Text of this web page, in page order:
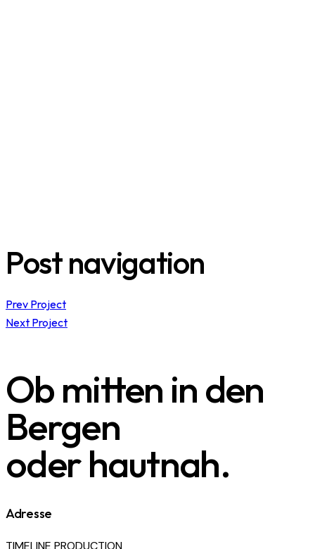
Post navigation
Prev Project
Next Project
Ob mitten in den
Bergen
oder hautnah.
Adresse